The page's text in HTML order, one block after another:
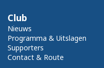
Club
Nieuws
Programma & Uitslagen
Supporters
Contact & Route